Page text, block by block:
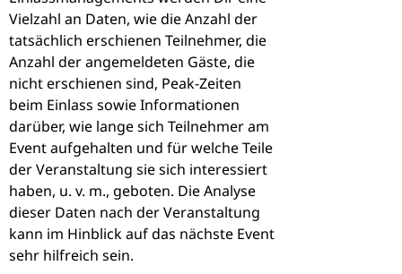
Vielzahl an Daten, wie die Anzahl der
tatsächlich erschienen Teilnehmer, die
Anzahl der angemeldeten Gäste, die
nicht erschienen sind, Peak-Zeiten
beim Einlass sowie Informationen
darüber, wie lange sich Teilnehmer am
Event aufgehalten und für welche Teile
der Veranstaltung sie sich interessiert
haben, u. v. m., geboten. Die Analyse
dieser Daten nach der Veranstaltung
kann im Hinblick auf das nächste Event
sehr hilfreich sein.